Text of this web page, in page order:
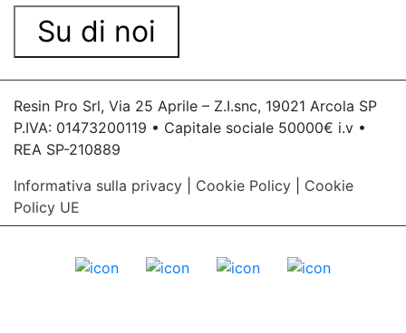
Su di noi
Resin Pro Srl, Via 25 Aprile – Z.I.snc, 19021 Arcola SP
P.IVA: 01473200119 • Capitale sociale 50000€ i.v •
REA SP-210889
Informativa sulla privacy
Cookie Policy
Cookie
Policy UE